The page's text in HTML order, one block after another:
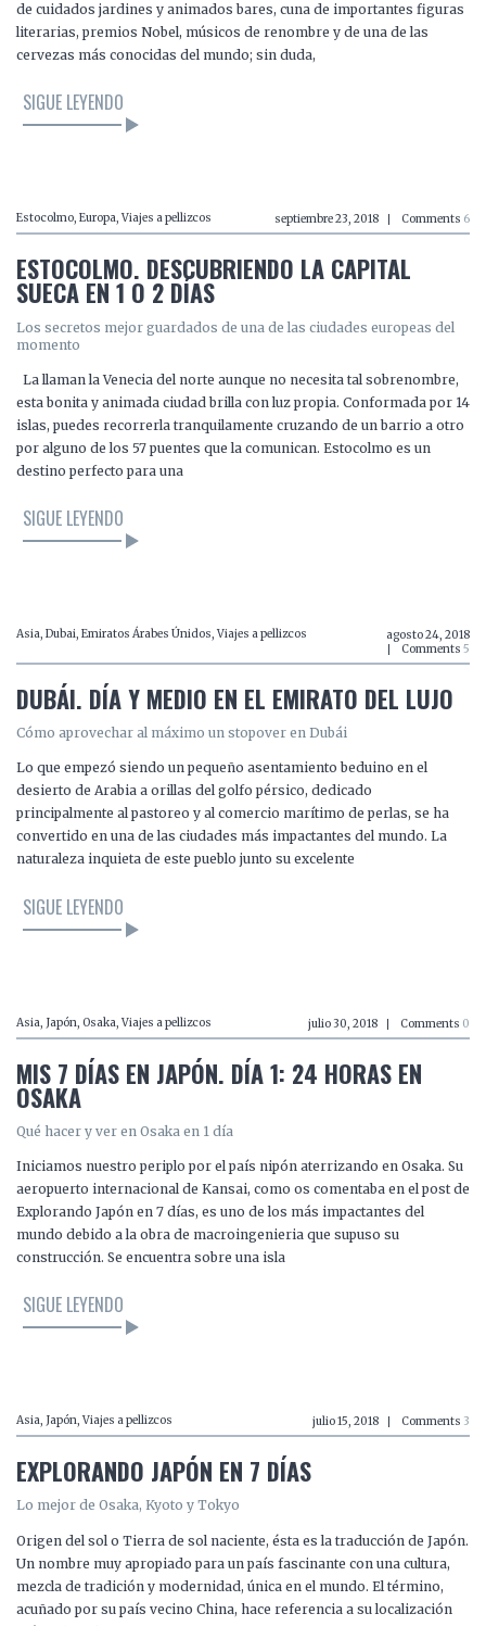
de cuidados jardines y animados bares, cuna de importantes figuras
literarias, premios Nobel, músicos de renombre y de una de las
cervezas más conocidas del mundo; sin duda,
SIGUE LEYENDO
Estocolmo, Europa, Viajes a pellizcos septiembre 23, 2018 Comments 6
ESTOCOLMO. DESCUBRIENDO LA CAPITAL
SUECA EN 1 O 2 DÍAS
Los secretos mejor guardados de una de las ciudades europeas del
momento
La llaman la Venecia del norte aunque no necesita tal sobrenombre,
esta bonita y animada ciudad brilla con luz propia. Conformada por 14
islas, puedes recorrerla tranquilamente cruzando de un barrio a otro
por alguno de los 57 puentes que la comunican. Estocolmo es un
destino perfecto para una
SIGUE LEYENDO
Asia, Dubai, Emiratos Árabes Únidos, Viajes a pellizcos
agosto 24, 2018
Comments 5
DUBÁI. DÍA Y MEDIO EN EL EMIRATO DEL LUJO
Cómo aprovechar al máximo un stopover en Dubái
Lo que empezó siendo un pequeño asentamiento beduino en el
desierto de Arabia a orillas del golfo pérsico, dedicado
principalmente al pastoreo y al comercio marítimo de perlas, se ha
convertido en una de las ciudades más impactantes del mundo. La
naturaleza inquieta de este pueblo junto su excelente
SIGUE LEYENDO
Asia Japón Osaka Viajes a pellizcos julio 30, 2018 Comments 0
MIS 7 DÍAS EN JAPÓN. DÍA 1: 24 HORAS EN
OSAKA
Qué hacer y ver en Osaka en 1 día
Iniciamos nuestro periplo por el país nipón aterrizando en Osaka. Su
aeropuerto internacional de Kansai, como os comentaba en el post de
Explorando Japón en 7 días, es uno de los más impactantes del
mundo debido a la obra de macroingenieria que supuso su
construcción. Se encuentra sobre una isla
SIGUE LEYENDO
Asia, Japón, Viajes a pellizcos julio 15, 2018 Comments 3
EXPLORANDO JAPÓN EN 7 DÍAS
Lo mejor de Osaka, Kyoto y Tokyo
Origen del sol o Tierra de sol naciente, ésta es la traducción de Japón.
Un nombre muy apropiado para un país fascinante con una cultura,
mezcla de tradición y modernidad, única en el mundo. El término,
acuñado por su país vecino China, hace referencia a su localización